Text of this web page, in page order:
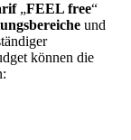
„FEEL free“
und
können die